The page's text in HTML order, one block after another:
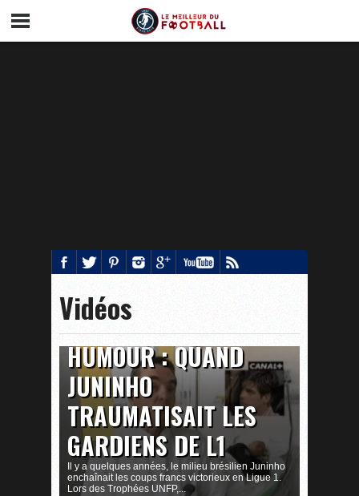
Vidéos
HUMOUR : QUAND
JUNINHO
TRAUMATISAIT LES
GARDIENS DE L1
Il y a quelques années, le milieu brésilien Juninho
enchaînait les coups francs victorieux en Ligue 1.
Lors des Trophées UNFP,...